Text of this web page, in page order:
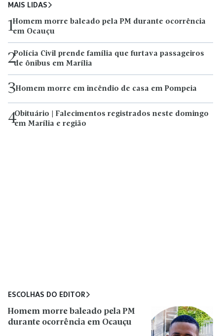
MAIS LIDAS
1Homem morre baleado pela PM durante ocorrência
em Ocauçu
2Polícia Civil prende família que furtava passageiros
de ônibus em Marília
3Homem morre em incêndio de casa em Pompeia
4Obituário | Falecimentos registrados neste domingo
em Marília e região
ESCOLHAS DO EDITOR
Homem morre baleado pela PM
durante ocorrência em Ocauçu